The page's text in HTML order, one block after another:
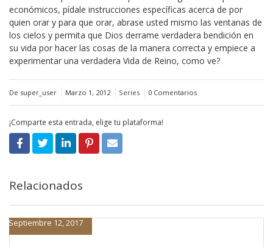
económicos, pídale instrucciones específicas acerca de por
quien orar y para que orar, abrase usted mismo las ventanas de
los cielos y permita que Dios derrame verdadera bendición en
su vida por hacer las cosas de la manera correcta y empiece a
experimentar una verdadera Vida de Reino, como ve?
De super_user Marzo 1, 2012 Series 0 Comentarios
¡Comparte esta entrada, elige tu plataforma!
Relacionados
Septiembre 12, 2017